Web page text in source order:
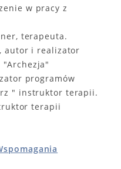
w pracy z
terapeuta.
autor i realizator
programów
" instruktor terapii.
terapii